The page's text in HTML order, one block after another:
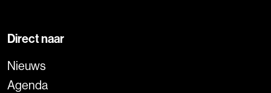
Direct naar
Nieuws
Agenda